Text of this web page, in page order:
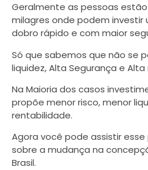
Geralmente as pessoas
milagres onde podem investir
dobro rápido e com maior
Só que sabemos que não se
liquidez, Alta Segurança e
Na Maioria dos casos
propõe menor risco, menor
rentabilidade.
Agora você pode assistir
sobre a mudança na
Brasil.